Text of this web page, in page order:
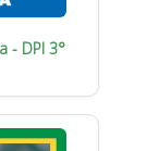
- DPI 3°